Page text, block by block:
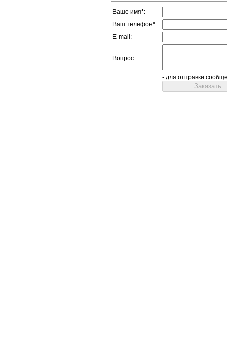
Ваше имя*:
Ваш телефон*:
E-mail:
Вопрос:
- для отправки